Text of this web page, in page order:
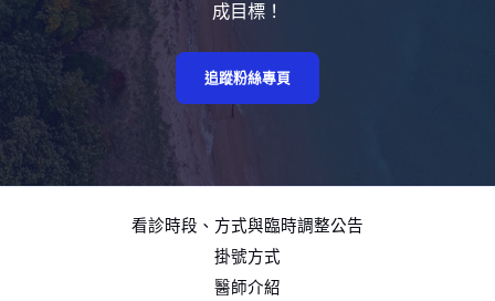
成目標！
追蹤粉絲專頁
看診時段、方式與臨時調整公告
掛號方式
醫師介紹